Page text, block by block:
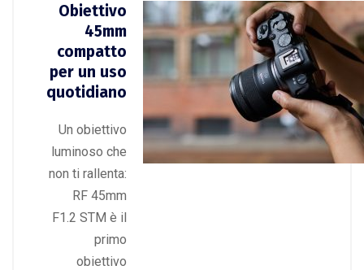
Obiettivo
45mm
compatto
per un uso
quotidiano
Un obiettivo
luminoso che
non ti rallenta:
RF 45mm
F1.2 STM è il
primo
obiettivo